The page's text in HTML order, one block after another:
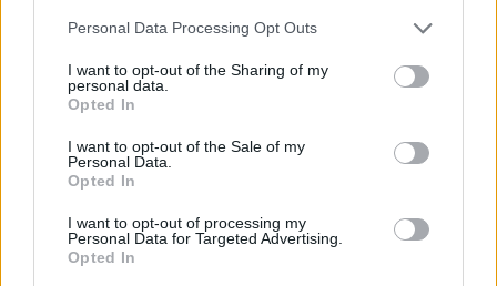
Please note that this website/app uses one or more Google
not limited to your visit or usage behaviour. You may click to
grant or deny consent to Google and its third-party tags to
use your data for below specified purposes in below Google
consent section.
Personal Data Processing Opt Outs
I want to opt-out of the Sharing of my
personal data.
Opted In
I want to opt-out of the Sale of my
Personal Data.
Opted In
I want to opt-out of processing my
Personal Data for Targeted Advertising.
Opted In
Διάβαστε περισσότερα
Κυριακή 02 Αυγ 2026, 22:00
Τον Αύγουστο δεν υπάρχουν ειδήσεις! Του
Θόδωρου Χατζηπαντελή
Μακεδονία της Κυριακής
Θόδωρος Χατζηπαντελής